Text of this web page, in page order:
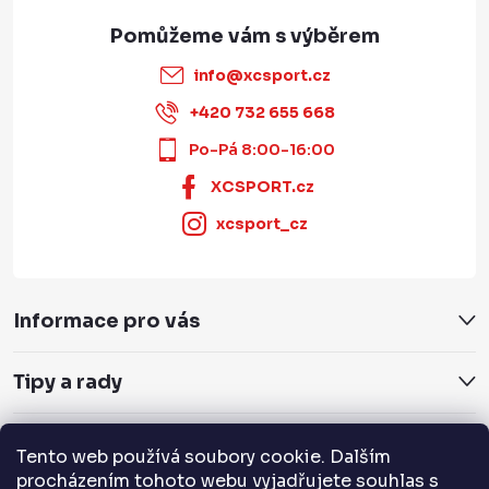
Tento web používá soubory cookie. Dalším
procházením tohoto webu vyjadřujete souhlas s
info@xcsport.cz
+420 732 655 668
Po-Pá 8:00-16:00
XCSPORT.cz
xcsport_cz
Informace pro vás
Tipy a rady
Servis a služby